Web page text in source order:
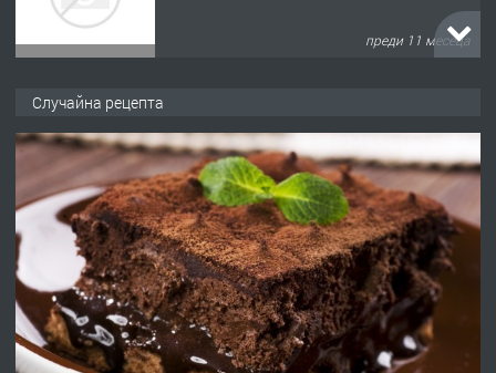
преди 11 месеца
преди 1 година
ПРЕДЛАГА Работа за общи работници
преди 1 година
Случайна рецепта